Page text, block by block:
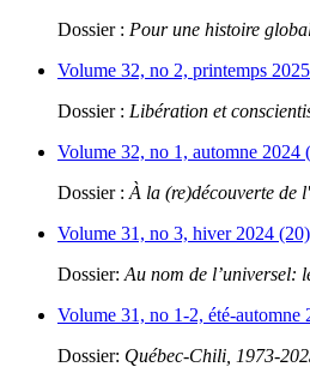
Dossier : Pour une histoire
Volume 32, no 2, printemps
Dossier : Libération et
Volume 32, no 1, automne 2024
Dossier : À la (re)découverte de
Volume 31, no 3, hiver 2024 (20)
Dossier: Au nom de l’universel:
Volume 31, no 1-2, été-automne
Dossier: Québec-Chili, 1973-